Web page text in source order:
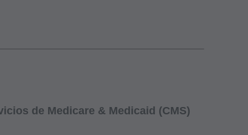
de Medicare & Medicaid (CMS)